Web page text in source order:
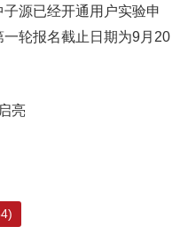
源已经开通用户实验申
轮报名截止日期为9月20
亮